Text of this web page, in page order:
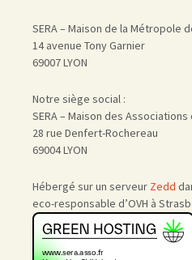
SERA – Maison de la Métropole
14 avenue Tony Garnier
69007 LYON
Notre siège social :
SERA – Maison des
28 rue Denfert-Rochereau
69004 LYON
Hébergé sur un serveur Zedd
eco-responsable d’OVH à